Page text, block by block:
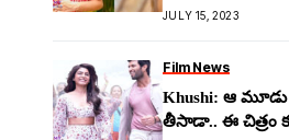
నానా ర‌చ్చ‌
JULY 15, 2023
Film News
Khushi: ఆ
తీసాడా.. ఈ చిత్రం